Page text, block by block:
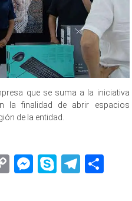
que se suma a la iniciativa
la finalidad de abrir espacios
de la entidad.
CopyMessenger
Skype